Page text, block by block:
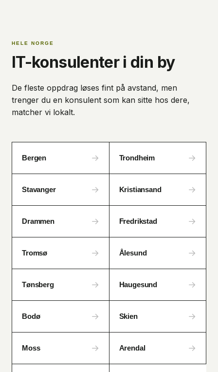
HELE NORGE
IT-konsulenter i din by
De fleste oppdrag løses fint på avstand, men
trenger du en konsulent som kan sitte hos dere,
matcher vi lokalt.
Bergen → Trondheim →
Stavanger → Kristiansand →
Drammen → Fredrikstad →
Tromsø → Ålesund →
Tønsberg → Haugesund →
Bodø → Skien →
Moss → Arendal →